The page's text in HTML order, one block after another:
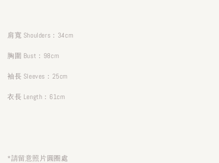
肩寬 Shoulders：34cm
胸圍 Bust：98cm
袖長 Sleeves：25cm
衣長 Length：61cm
*請留意照片圓圈處